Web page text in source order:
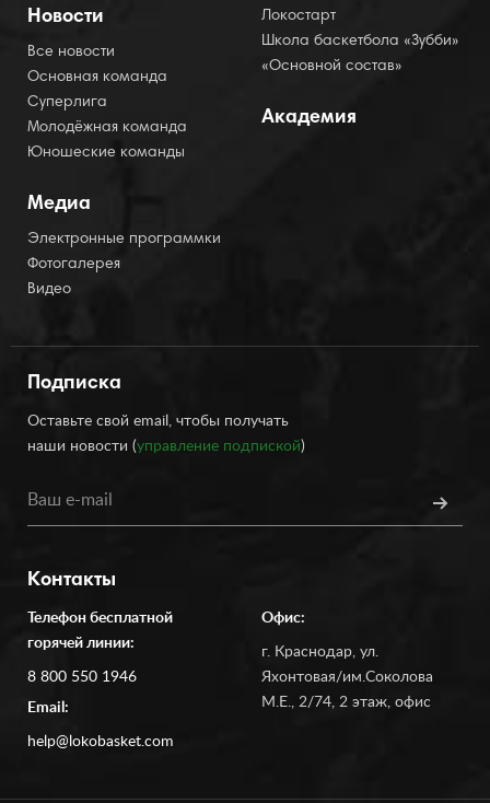
Новости
Все новости
Основная команда
Суперлига
Молодёжная команда
Юношеские команды
Медиа
Электронные программки
Фотогалерея
Видео
Локостарт
Школа баскетбола «Зубби»
«Основной состав»
Академия
Подписка
Оставьте свой email, чтобы получать
наши новости (управление подпиской)
Контакты
Телефон бесплатной
горячей линии:
8 800 550 1946
Email:
help@lokobasket.com
Офис:
г. Краснодар, ул.
Яхонтовая/им.Соколова
М.Е., 2/74, 2 этаж, офис